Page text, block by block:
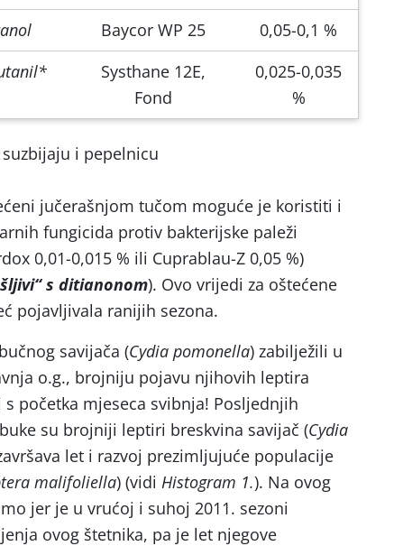
Baycor WP 25
0,05-0,1 %
Systhane 12E,
Fond
0,025-0,035
%
i pepelnicu
jučerašnjom tučom moguće je koristiti i
fungicida protiv bakterijske paleži
0,01-0,015 % ili Cuprablau-Z 0,05 %)
s ditianonom). Ovo vrijedi za oštećene
pojavljivala ranijih sezona.
savijača (Cydia pomonella) zabilježili u
o.g., brojniju pojavu njihovih leptira
početka mjeseca svibnja! Posljednjih
su brojniji leptiri breskvina savijač (Cydia
let i razvoj prezimljujuće populacije
malifoliella) (vidi Histogram 1.). Na ovog
jer je u vrućoj i suhoj 2011. sezoni
ovog štetnika, pa je let njegove